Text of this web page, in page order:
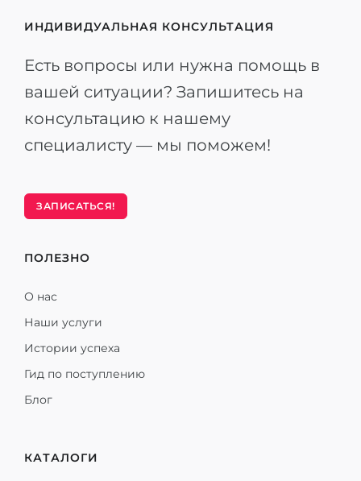
ИНДИВИДУАЛЬНАЯ КОНСУЛЬТАЦИЯ
Есть вопросы или нужна помощь в
вашей ситуации? Запишитесь на
консультацию к нашему
специалисту — мы поможем!
ЗАПИСАТЬСЯ!
ПОЛЕЗНО
О нас
Наши услуги
Истории успеха
Гид по поступлению
Блог
КАТАЛОГИ